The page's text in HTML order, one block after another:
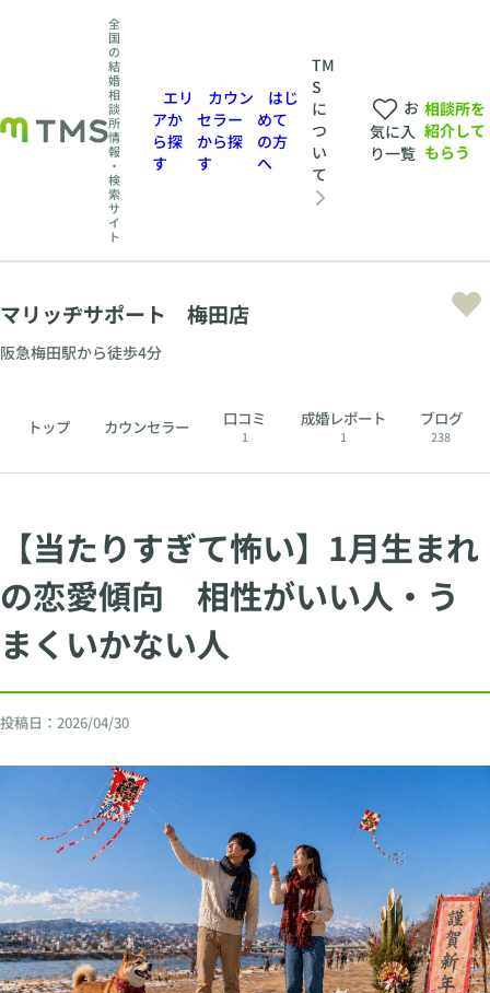
全
国
の
結
婚
相
談
所
情
報
・
検
索
サ
イ
ト
エリ
アか
ら探
す
カウン
セラー
から探
す
はじ
めて
の方
へ
TM
S
に
つ
い
て
お
気に入
り一覧
相談所を
紹介して
もらう
マリッヂサポート 梅田店
阪急梅田駅から徒歩4分
トップ カウンセラー 口コミ
1
成婚レポート
1
ブログ
238
【当たりすぎて怖い】1月生まれ
の恋愛傾向 相性がいい人・う
まくいかない人
投稿日： 2026/04/30